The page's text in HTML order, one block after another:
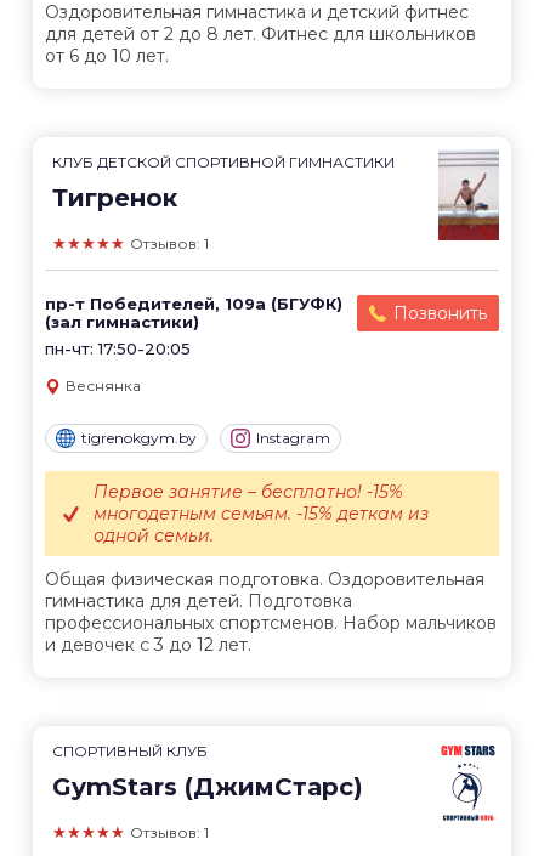
Оздоровительная гимнастика и детский фитнес
для детей от 2 до 8 лет. Фитнес для школьников
от 6 до 10 лет.
КЛУБ ДЕТСКОЙ СПОРТИВНОЙ ГИМНАСТИКИ
Тигренок
★★★★★ Отзывов: 1
пр-т Победителей, 109а (БГУФК)
(зал гимнастики)
пн-чт: 17:50-20:05
Позвонить
Веснянка
tigrenokgym.by Instagram
Общая физическая подготовка. Оздоровительная
гимнастика для детей. Подготовка
профессиональных спортсменов. Набор мальчиков
и девочек с 3 до 12 лет.
Первое занятие – бесплатно! -15%
многодетным семьям. -15% деткам из
одной семьи.
СПОРТИВНЫЙ КЛУБ
GymStars (ДжимСтарс)
★★★★★ Отзывов: 1